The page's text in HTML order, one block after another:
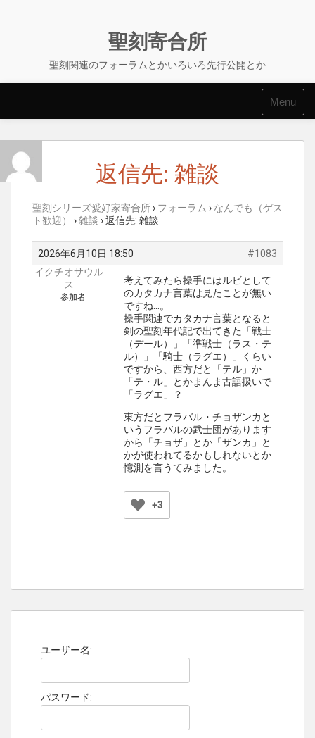
聖刻寄合所
聖刻関連のフォーラムとかいろいろ先行公開とか
Menu
返信先: 雑談
聖刻シリーズ愛好家寄合所› フォーラム › なんでも（ゲス
ト歓迎）
›雑談 ›返信先: 雑談
2026年6月10日 18:50
#1083
イクチオサウル
ス
参加者
考えてみたら操手にはルビとして
のカタカナ言葉は見たことが無い
ですね…。
操手関連でカタカナ言葉となると
剣の聖刻年代記で出てきた「戦士
（デール）」「準戦士（ラス・テ
ル）」「騎士（ラグエ）」くらい
ですから、西方だと「テル」か
「テ・ル」とかまんま古語扱いで
「ラグエ」？
東方だとフラバル・チョザンカと
いうフラバルの武士団があります
から「チョザ」とか「ザンカ」と
かが使われてるかもしれないとか
憶測を言うてみました。
+3
ユーザー名:
パスワード: